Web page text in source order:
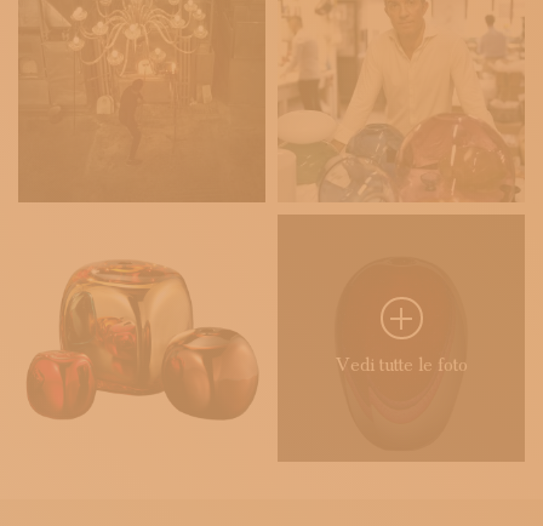
Vedi tutte le foto